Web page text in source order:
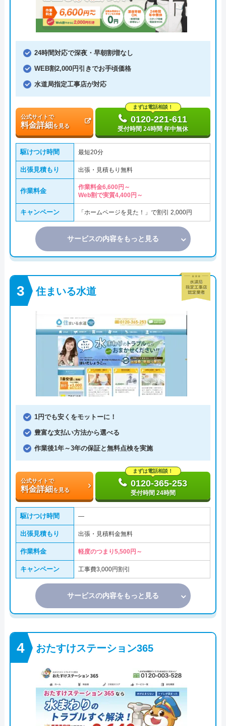
24時間対応で深夜・早朝割増なし
WEB割2,000円引きでお手頃価格
水道局指定工事店が対応
公式サイトで
料金詳細を見る
まずは電話相談！
0120-221-611
受付時間 24時間 年中無休
駆けつけ時間 最短20分
出張見積もり 出張・見積もり無料
作業料金
作業料金6,600円～
Web割で実質4,400円～
キャンペーン 「ホームページを見た！」で割引 2,000円
サービスの内容をもっと見る
住まいる水道
1円でも安くをモットーに！
豊富な支払い方法から選べる
作業後1年～3年の保証と無料点検を実施
公式サイトで
料金詳細を見る
まずは電話相談！
0120-365-253
受付時間 24時間
駆けつけ時間 ―
出張見積もり 出張・見積料金無料
作業料金 軽度のつまり5,500円～
キャンペーン 工事費3,000円割引
サービスの内容をもっと見る
おたすけステーション365